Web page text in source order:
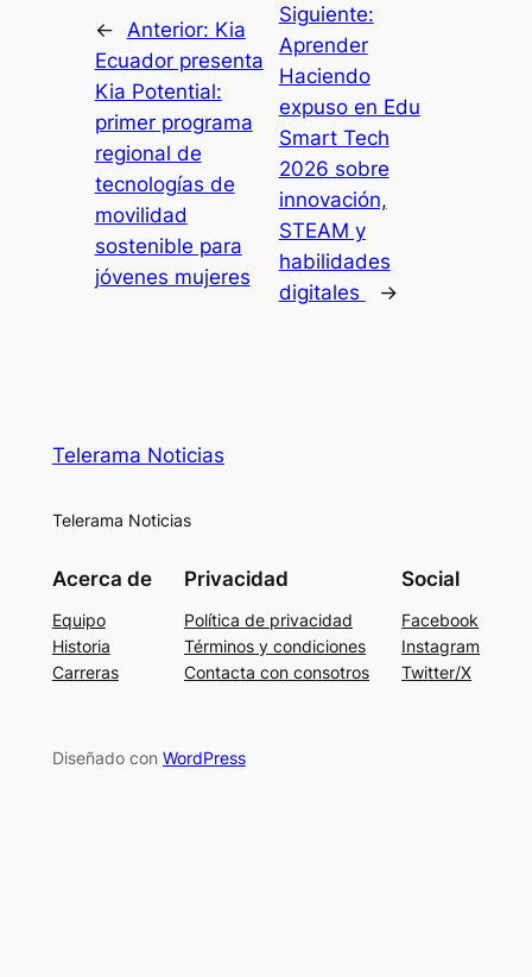
← Anterior: Kia
Ecuador presenta
Kia Potential:
primer programa
regional de
tecnologías de
movilidad
sostenible para
jóvenes mujeres
Siguiente:
Aprender
Haciendo
expuso en Edu
Smart Tech
2026 sobre
innovación,
STEAM y
habilidades
digitales
→
Telerama Noticias
Telerama Noticias
Acerca de
Equipo
Historia
Carreras
Privacidad
Política de privacidad
Términos y condiciones
Contacta con consotros
Social
Facebook
Instagram
Twitter/X
Diseñado con WordPress